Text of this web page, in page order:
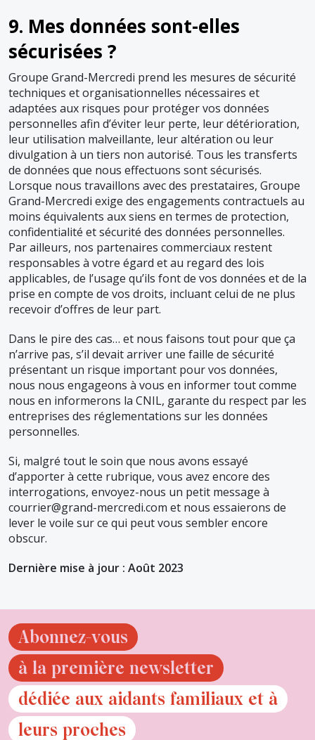
9. Mes données sont-elles
sécurisées ?
Groupe Grand-Mercredi prend les mesures de sécurité
techniques et organisationnelles nécessaires et
adaptées aux risques pour protéger vos données
personnelles afin d’éviter leur perte, leur détérioration,
leur utilisation malveillante, leur altération ou leur
divulgation à un tiers non autorisé. Tous les transferts
de données que nous effectuons sont sécurisés.
Lorsque nous travaillons avec des prestataires, Groupe
Grand-Mercredi exige des engagements contractuels au
moins équivalents aux siens en termes de protection,
confidentialité et sécurité des données personnelles.
Par ailleurs, nos partenaires commerciaux restent
responsables à votre égard et au regard des lois
applicables, de l’usage qu’ils font de vos données et de la
prise en compte de vos droits, incluant celui de ne plus
recevoir d’offres de leur part.
Dans le pire des cas… et nous faisons tout pour que ça
n’arrive pas, s’il devait arriver une faille de sécurité
présentant un risque important pour vos données,
nous nous engageons à vous en informer tout comme
nous en informerons la CNIL, garante du respect par les
entreprises des réglementations sur les données
personnelles.
Si, malgré tout le soin que nous avons essayé
d’apporter à cette rubrique, vous avez encore des
interrogations, envoyez-nous un petit message à
courrier@grand-mercredi.com et nous essaierons de
lever le voile sur ce qui peut vous sembler encore
obscur.
Dernière mise à jour : Août 2023
Abonnez-vous
à la première newsletter
dédiée aux aidants familiaux et à
leurs proches